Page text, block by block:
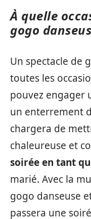
À quelle
gogo
Un spectacle de
toutes les
pouvez engager
un enterrement
chargera de
chaleureuse et
soirée en tant
marié. Avec la
gogo danseuse
passera une